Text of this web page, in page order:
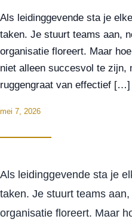
Als leidinggevende sta je
taken. Je stuurt teams aan,
organisatie floreert. Maar
niet alleen succesvol te zijn,
ruggengraat van effectief […]
mei 7, 2026
Als leidinggevende sta je
taken. Je stuurt teams
organisatie floreert. Maar